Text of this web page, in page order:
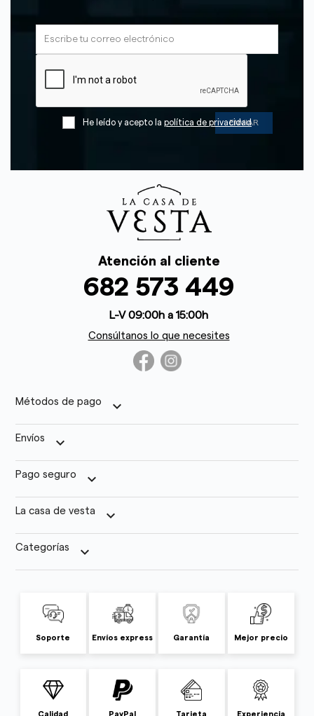
He leído y acepto la política de privacidad
Atención al cliente
682 573 449
L-V 09:00h a 15:00h
Consúltanos lo que necesites
Métodos de pago keyboard_arrow_down
Envíos keyboard_arrow_down
Pago seguro keyboard_arrow_down
La casa de vesta keyboard_arrow_down
Categorías keyboard_arrow_down
Soporte Envíos express Garantía Mejor precio
Calidad PayPal Tarjeta Experiencia